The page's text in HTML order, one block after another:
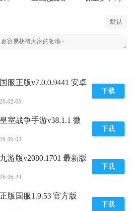
默认
服正版v7.0.0.9441 安卓
02-05
下载
室战争手游v38.1.1 微
06-03
下载
游版v2080.1701 最新版
06-24
下载
版国服1.9.53 官方版
下载